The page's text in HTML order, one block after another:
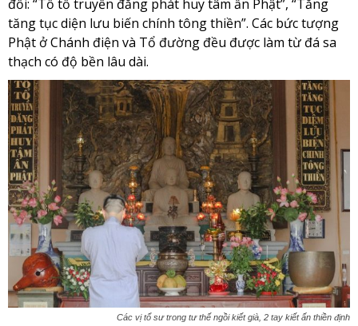
đối: “Tổ tổ truyền đăng phát huy tâm ấn Phật”, “Tăng
tăng tục diện lưu biến chính tông thiền”. Các bức tượng
Phật ở Chánh điện và Tổ đường đều được làm từ đá sa
thạch có độ bền lâu dài.
Các vị tổ sư trong tư thế ngồi kiết già, 2 tay kiết ấn thiền định